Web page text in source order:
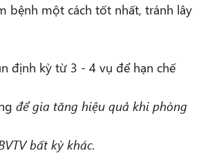
bệnh một cách tốt nhất, tránh lây
định kỳ từ 3 - 4 vụ để hạn chế
để gia tăng hiệu quả khi phòng
bất kỳ khác.